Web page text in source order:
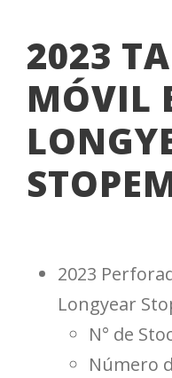
2023
MÓVIL
2023
Longyear
N° de
Número